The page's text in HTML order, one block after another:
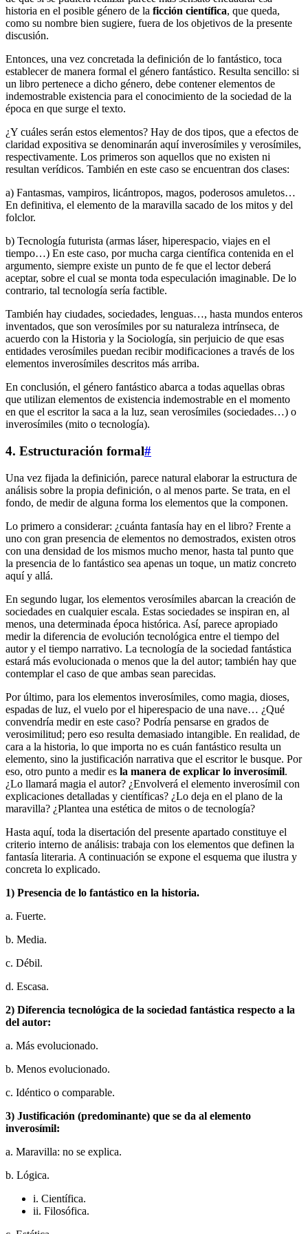
historia en el posible género de la ficción científica, que queda,
como su nombre bien sugiere, fuera de los objetivos de la presente
discusión.
Entonces, una vez concretada la definición de lo fantástico, toca
establecer de manera formal el género fantástico. Resulta sencillo: si
un libro pertenece a dicho género, debe contener elementos de
indemostrable existencia para el conocimiento de la sociedad de la
época en que surge el texto.
¿Y cuáles serán estos elementos? Hay de dos tipos, que a efectos de
claridad expositiva se denominarán aquí inverosímiles y verosímiles,
respectivamente. Los primeros son aquellos que no existen ni
resultan verídicos. También en este caso se encuentran dos clases:
a) Fantasmas, vampiros, licántropos, magos, poderosos amuletos…
En definitiva, el elemento de la maravilla sacado de los mitos y del
folclor.
b) Tecnología futurista (armas láser, hiperespacio, viajes en el
tiempo…) En este caso, por mucha carga científica contenida en el
argumento, siempre existe un punto de fe que el lector deberá
aceptar, sobre el cual se monta toda especulación imaginable. De lo
contrario, tal tecnología sería factible.
También hay ciudades, sociedades, lenguas…, hasta mundos enteros
inventados, que son verosímiles por su naturaleza intrínseca, de
acuerdo con la Historia y la Sociología, sin perjuicio de que esas
entidades verosímiles puedan recibir modificaciones a través de los
elementos inverosímiles descritos más arriba.
En conclusión, el género fantástico abarca a todas aquellas obras
que utilizan elementos de existencia indemostrable en el momento
en que el escritor la saca a la luz, sean verosímiles (sociedades…) o
inverosímiles (mito o tecnología).
4. Estructuración formal#
Una vez fijada la definición, parece natural elaborar la estructura de
análisis sobre la propia definición, o al menos parte. Se trata, en el
fondo, de medir de alguna forma los elementos que la componen.
Lo primero a considerar: ¿cuánta fantasía hay en el libro? Frente a
uno con gran presencia de elementos no demostrados, existen otros
con una densidad de los mismos mucho menor, hasta tal punto que
la presencia de lo fantástico sea apenas un toque, un matiz concreto
aquí y allá.
En segundo lugar, los elementos verosímiles abarcan la creación de
sociedades en cualquier escala. Estas sociedades se inspiran en, al
menos, una determinada época histórica. Así, parece apropiado
medir la diferencia de evolución tecnológica entre el tiempo del
autor y el tiempo narrativo. La tecnología de la sociedad fantástica
estará más evolucionada o menos que la del autor; también hay que
contemplar el caso de que ambas sean parecidas.
Por último, para los elementos inverosímiles, como magia, dioses,
espadas de luz, el vuelo por el hiperespacio de una nave… ¿Qué
convendría medir en este caso? Podría pensarse en grados de
verosimilitud; pero eso resulta demasiado intangible. En realidad, de
cara a la historia, lo que importa no es cuán fantástico resulta un
elemento, sino la justificación narrativa que el escritor le busque. Por
eso, otro punto a medir es la manera de explicar lo inverosímil.
¿Lo llamará magia el autor? ¿Envolverá el elemento inverosímil con
explicaciones detalladas y científicas? ¿Lo deja en el plano de la
maravilla? ¿Plantea una estética de mitos o de tecnología?
Hasta aquí, toda la disertación del presente apartado constituye el
criterio interno de análisis: trabaja con los elementos que definen la
fantasía literaria. A continuación se expone el esquema que ilustra y
concreta lo explicado.
1) Presencia de lo fantástico en la historia.
a. Fuerte.
b. Media.
c. Débil.
d. Escasa.
2) Diferencia tecnológica de la sociedad fantástica respecto a la
del autor:
a. Más evolucionado.
b. Menos evolucionado.
c. Idéntico o comparable.
3) Justificación (predominante) que se da al elemento
inverosímil:
a. Maravilla: no se explica.
b. Lógica.
i. Científica.
ii. Filosófica.